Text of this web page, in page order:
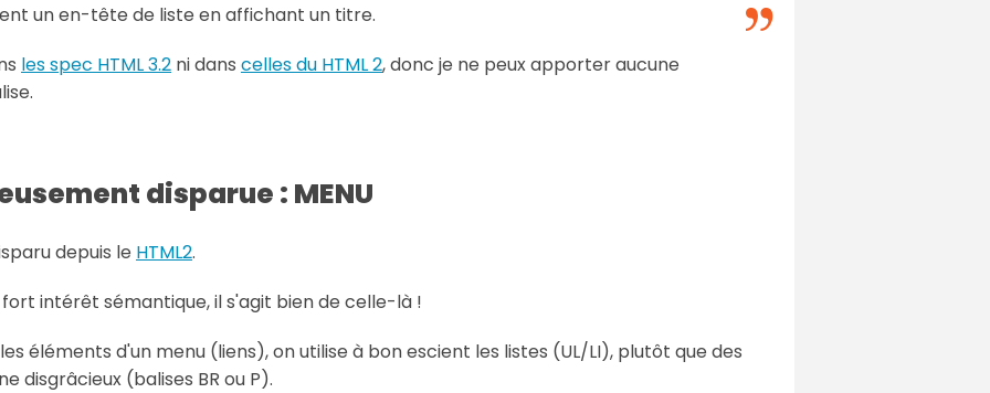
un en-tête de liste en affichant un titre.
les spec HTML 3.2 ni dans celles du HTML 2, donc je ne peux apporter aucune
disparue : MENU
depuis le HTML2.
intérêt sémantique, il s'agit bien de celle-là !
éléments d'un menu (liens), on utilise à bon escient les listes (UL/LI), plutôt que des
disgrâcieux (balises BR ou P).